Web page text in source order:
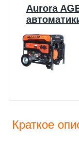
Aurora
Краткое